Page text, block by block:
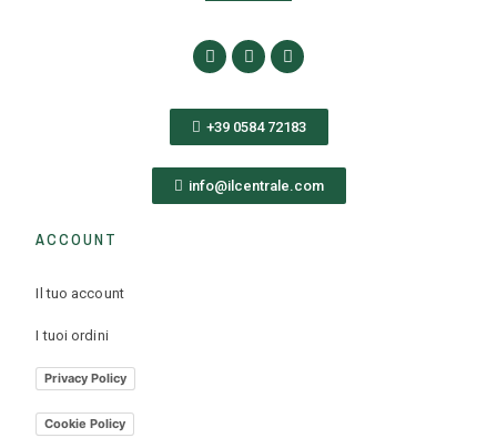
+39 0584 72183
info@ilcentrale.com
ACCOUNT
Il tuo account
I tuoi ordini
Privacy Policy
Cookie Policy